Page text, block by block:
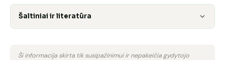
Šaltiniai ir literatūra
Ši informacija skirta tik susipažinimui ir nepakeičia gydytojo